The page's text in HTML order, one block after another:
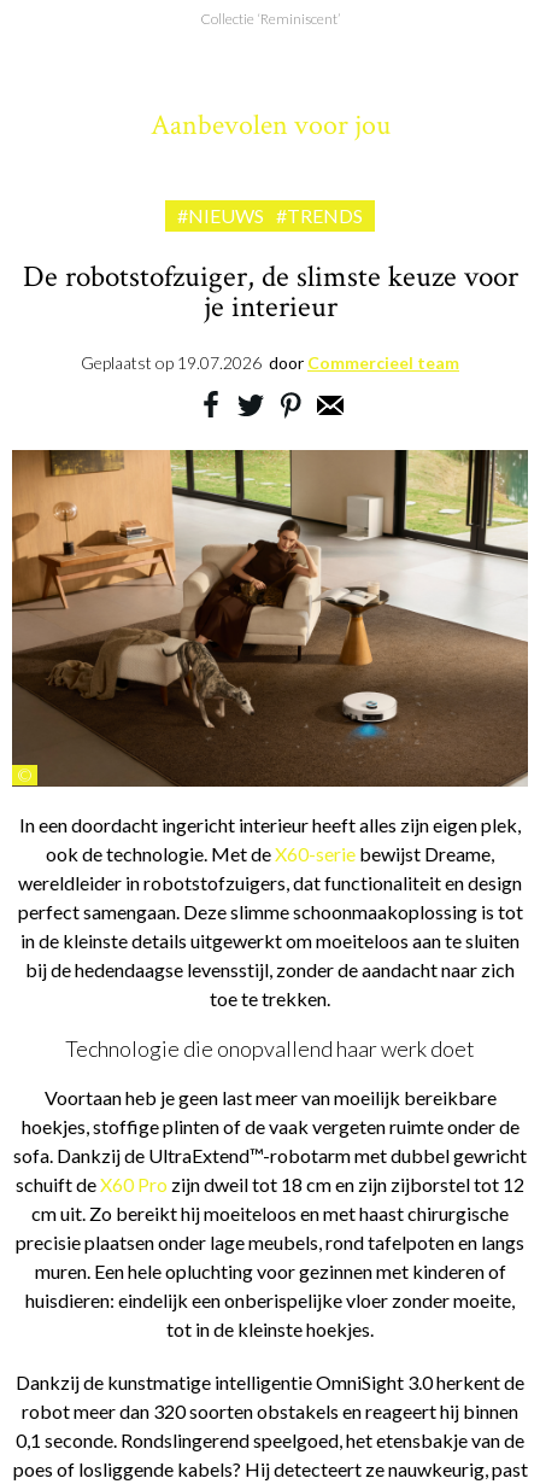
Collectie ‘Reminiscent’
Aanbevolen voor jou
#NIEUWS #TRENDS
De robotstofzuiger, de slimste keuze voor
je interieur
Geplaatst op 19.07.2026 door Commercieel team
©
In een doordacht ingericht interieur heeft alles zijn eigen plek,
ook de technologie. Met deX60-serie bewijst Dreame,
wereldleider in robotstofzuigers, dat functionaliteit en design
perfect samengaan. Deze slimme schoonmaakoplossing is tot
in de kleinste details uitgewerkt om moeiteloos aan te sluiten
bij de hedendaagse levensstijl, zonder de aandacht naar zich
toe te trekken.
Technologie die onopvallend haar werk doet
Voortaan heb je geen last meer van moeilijk bereikbare
hoekjes, stoffige plinten of de vaak vergeten ruimte onder de
sofa. Dankzij de UltraExtend™-robotarm met dubbel gewricht
schuift deX60 Pro zijn dweil tot 18 cm en zijn zijborstel tot 12
cm uit. Zo bereikt hij moeiteloos en met haast chirurgische
precisie plaatsen onder lage meubels, rond tafelpoten en langs
muren. Een hele opluchting voor gezinnen met kinderen of
huisdieren: eindelijk een onberispelijke vloer zonder moeite,
tot in de kleinste hoekjes.
Dankzij de kunstmatige intelligentie OmniSight 3.0 herkent de
robot meer dan 320 soorten obstakels en reageert hij binnen
0,1 seconde. Rondslingerend speelgoed, het etensbakje van de
poes of losliggende kabels? Hij detecteert ze nauwkeurig, past